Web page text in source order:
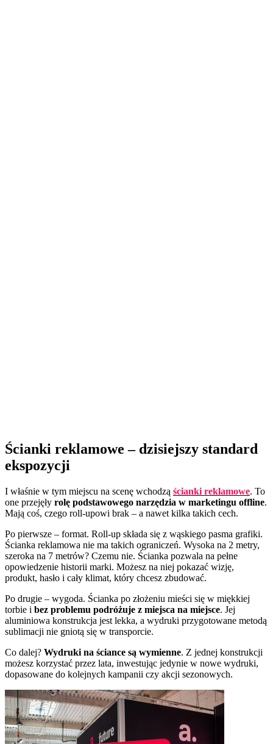
Ścianki reklamowe – dzisiejszy standard
ekspozycji
I właśnie w tym miejscu na scenę wchodzą ścianki reklamowe. To
one przejęły rolę podstawowego narzędzia w marketingu offline.
Mają coś, czego roll-upowi brak – a nawet kilka takich cech.
Po pierwsze – format. Roll-up składa się z wąskiego pasma grafiki.
Ścianka reklamowa nie ma takich ograniczeń. Wysoka na 2 metry,
szeroka na 7 metrów? Czemu nie. Ścianka pozwala na pełne
opowiedzenie historii marki. Możesz na niej pokazać wizję,
produkt, hasło i cały klimat, który chcesz zbudować.
Po drugie – wygoda. Ścianka po złożeniu mieści się w miękkiej
torbie i bez problemu podróżuje z miejsca na miejsce. Jej
aluminiowa konstrukcja jest lekka, a wydruki przygotowane metodą
sublimacji nie gniotą się w transporcie.
Co dalej? Wydruki na ściance są wymienne. Z jednej konstrukcji
możesz korzystać przez lata, inwestując jedynie w nowe wydruki,
dopasowane do kolejnych kampanii czy akcji sezonowych.